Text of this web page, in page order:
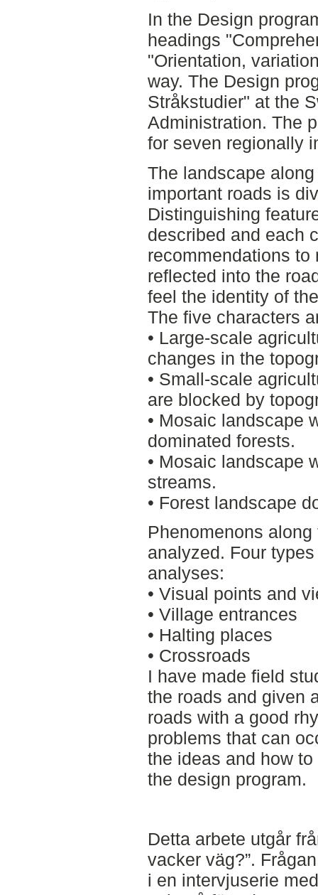
In the Design
headings
"Orientation,
way. The Design
Stråkstudier" at the
Administration. The
for seven regionally
The landscape
important roads is
Distinguishing
described and each
recommendations
reflected into the
feel the identity of
The five characters
• Large-scale
changes in the
• Small-scale
are blocked by
• Mosaic landscape
dominated forests.
• Mosaic landscape
streams.
• Forest landscape
Phenomenons
analyzed. Four
analyses:
• Visual points and
• Village entrances
• Halting places
• Crossroads
I have made field
the roads and given
roads with a good
problems that can
the ideas and how
the design program.
Detta arbete utgår
vacker väg?”.
i en intervjuserie